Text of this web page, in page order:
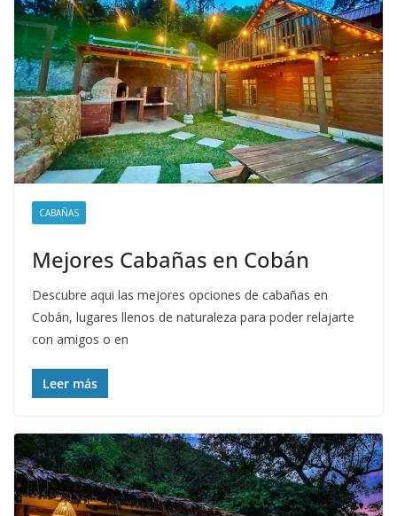
CABAÑAS
Mejores Cabañas en Cobán
Descubre aqui las mejores opciones de cabañas en
Cobán, lugares llenos de naturaleza para poder relajarte
con amigos o en
Leer más